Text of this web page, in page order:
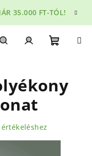
35.000 FT-TÓL!